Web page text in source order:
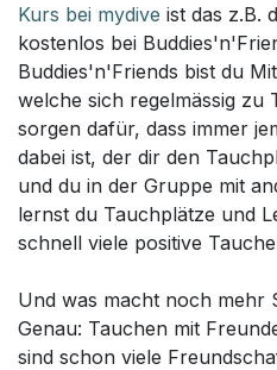
Kurs bei mydive ist das z.B.
kostenlos bei
Buddies'n'Friends bist du
welche sich regelmässig zu
sorgen dafür, dass immer
dabei ist, der dir den
und du in der Gruppe mit
lernst du Tauchplätze und
schnell viele positive
Und was macht noch mehr
Genau: Tauchen mit
sind schon viele